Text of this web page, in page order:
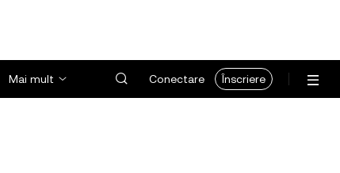
Mai mult Conectare Înscriere